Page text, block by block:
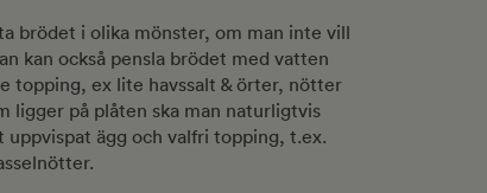
brödet i olika mönster, om man inte vill
kan också pensla brödet med vatten
topping, ex lite havssalt & örter, nötter
ligger på plåten ska man naturligtvis
ägg och valfri topping, t.ex.